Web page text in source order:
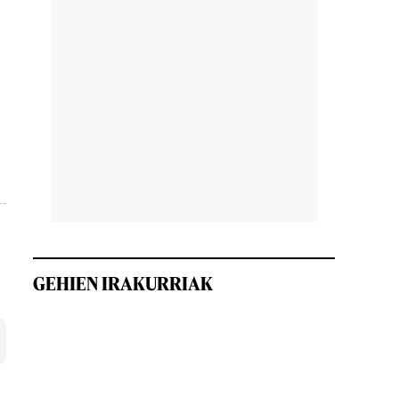
GEHIEN IRAKURRIAK